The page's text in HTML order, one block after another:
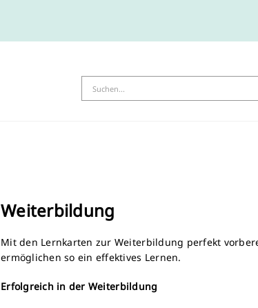
Weiterbildung
Mit den Lernkarten zur Weiterbildung perfekt
ermöglichen so ein effektives Lernen.
Erfolgreich in der Weiterbildung